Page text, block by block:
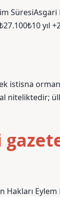
yıl
istisna
niteliktedir;